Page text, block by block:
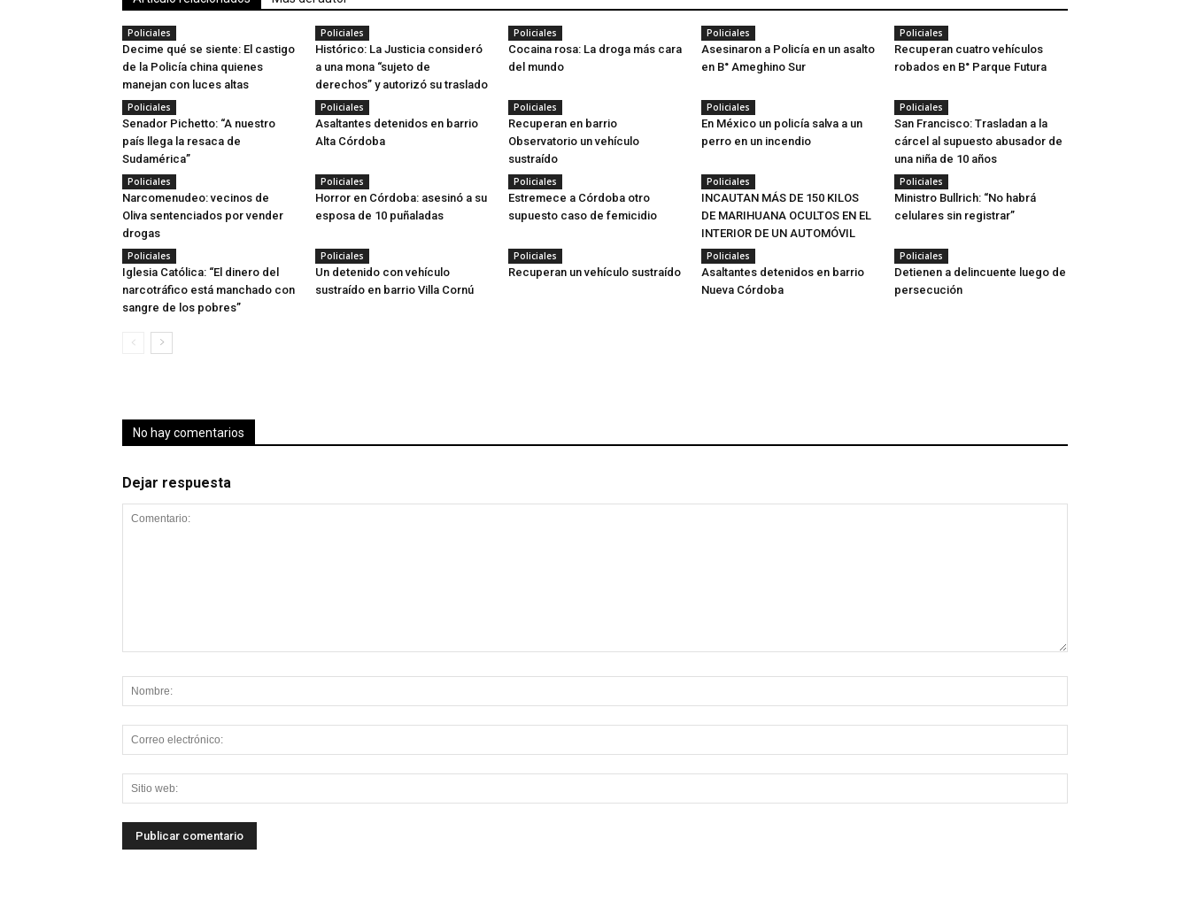
Policiales
Decime qué se siente: El castigo
de la Policía china quienes
manejan con luces altas
Policiales
Histórico: La Justicia consideró
a una mona “sujeto de
derechos” y autorizó su traslado
Policiales
Cocaina rosa: La droga más cara
del mundo
Policiales
Asesinaron a Policía en un asalto
en B° Ameghino Sur
Policiales
Recuperan cuatro vehículos
robados en B° Parque Futura
Policiales
Senador Pichetto: “A nuestro
país llega la resaca de
Sudamérica”
Policiales
Asaltantes detenidos en barrio
Alta Córdoba
Policiales
Recuperan en barrio
Observatorio un vehículo
sustraído
Policiales
En México un policía salva a un
perro en un incendio
Policiales
San Francisco: Trasladan a la
cárcel al supuesto abusador de
una niña de 10 años
Policiales
Narcomenudeo: vecinos de
Oliva sentenciados por vender
drogas
Policiales
Horror en Córdoba: asesinó a su
esposa de 10 puñaladas
Policiales
Estremece a Córdoba otro
supuesto caso de femicidio
Policiales
INCAUTAN MÁS DE 150 KILOS
DE MARIHUANA OCULTOS EN EL
INTERIOR DE UN AUTOMÓVIL
Policiales
Ministro Bullrich: “No habrá
celulares sin registrar”
Policiales
Iglesia Católica: “El dinero del
narcotráfico está manchado con
sangre de los pobres”
Policiales
Un detenido con vehículo
sustraído en barrio Villa Cornú
Policiales
Recuperan un vehículo sustraído
Policiales
Asaltantes detenidos en barrio
Nueva Córdoba
Policiales
Detienen a delincuente luego de
persecución
No hay comentarios
Dejar respuesta